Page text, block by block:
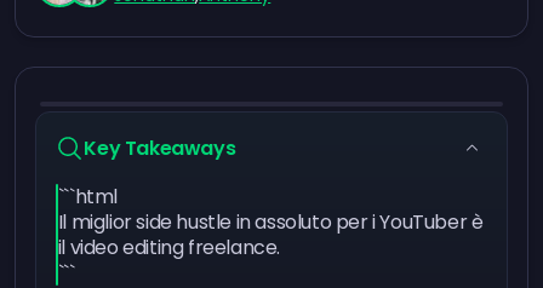
Key Takeaways
```html
Il miglior side hustle in assoluto per i YouTuber è
il video editing freelance.
```